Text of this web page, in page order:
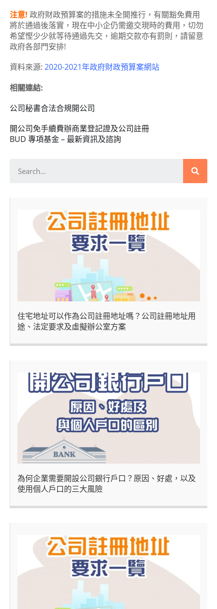
注意! 政府財政預算案的措施未全開推行，有關豁免費用
將於通過後落實，現在中小企仍需邀交現時的費用，切勿
希望慳少少就等待通過先交，逾期交款亦有罰則，請留意
政府各部門安排!
資料來源: 2020-2021年政府財政預算案網站
相關連結:
公司秘書合法合規開公司
開公司免手續費辦商業登記證及公司註冊
BUD 專項基金 – 最新資訊及諮詢
住宅地址可以作為公司註冊地址嗎？公司註冊地址用
途、法定要求及虛擬辦公室方案
為何企業需要開設公司銀行戶口？原因、好處，以及
使用個人戶口的三大風險